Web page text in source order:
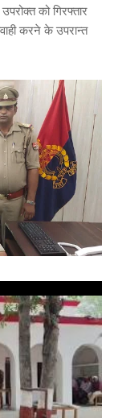
को गिरफ्तार
करने के उपरान्त